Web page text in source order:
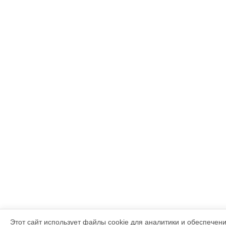
Этот сайт использует файлы cookie для аналитики и